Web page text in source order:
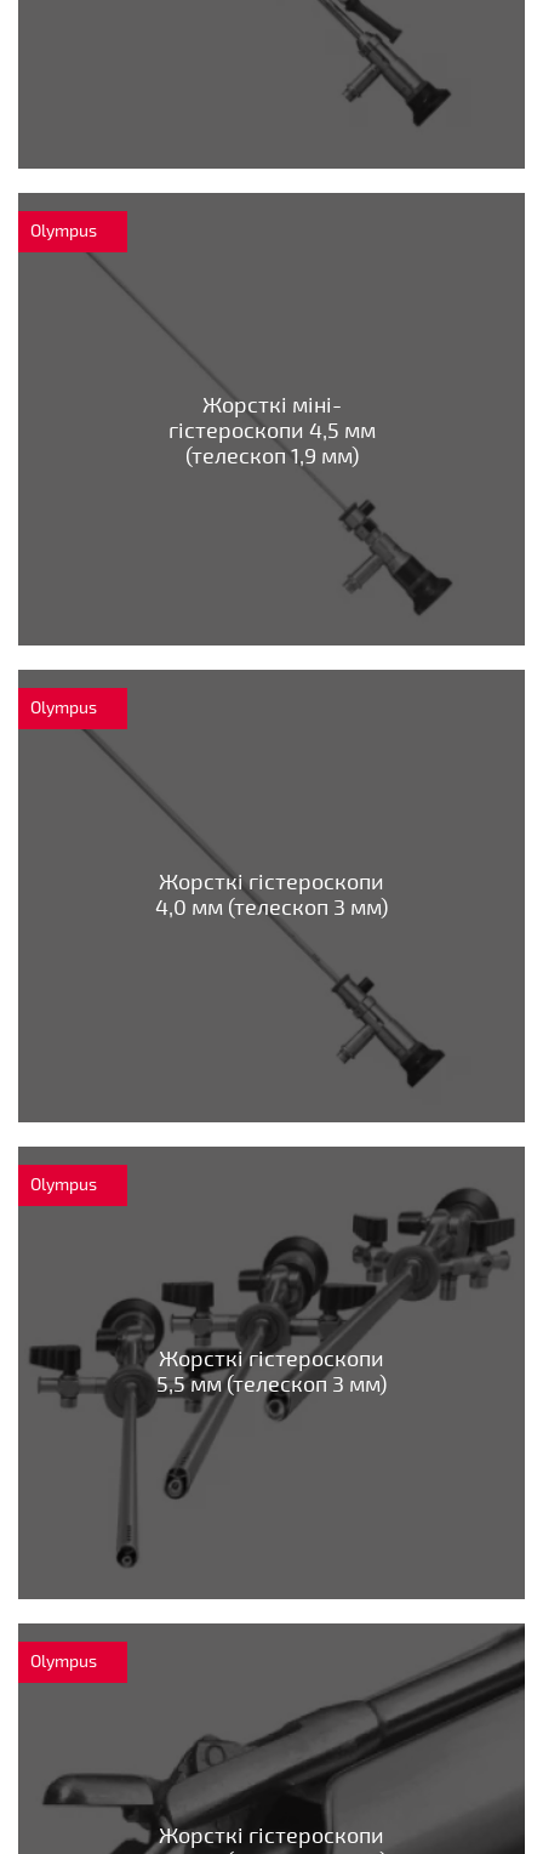
Olympus
Жорсткі міні-
гістероскопи 4,5 мм
(телескоп 1,9 мм)
Olympus
Жорсткі гістероскопи
4,0 мм (телескоп 3 мм)
Olympus
Жорсткі гістероскопи
5,5 мм (телескоп 3 мм)
Olympus
Жорсткі гістероскопи